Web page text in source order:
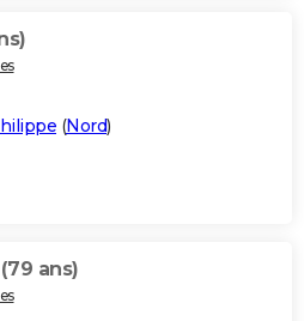
(Nord)
(79 ans)